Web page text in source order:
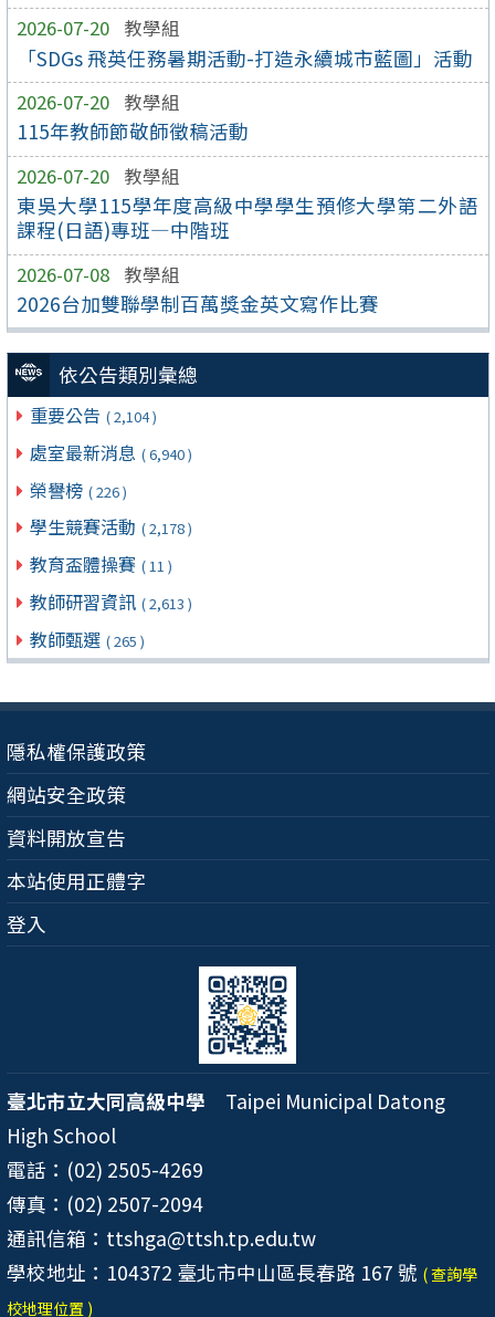
2026-07-20 教學組
「SDGs 飛英任務暑期活動-打造永續城市藍圖」活動
2026-07-20 教學組
115年教師節敬師徵稿活動
2026-07-20 教學組
東吳大學115學年度高級中學學生預修大學第二外語
課程(日語)專班—中階班
2026-07-08 教學組
2026台加雙聯學制百萬獎金英文寫作比賽
依公告類別彙總
重要公告 ( 2,104 )
處室最新消息 ( 6,940 )
榮譽榜 ( 226 )
學生競賽活動 ( 2,178 )
教育盃體操賽 ( 11 )
教師研習資訊 ( 2,613 )
教師甄選 ( 265 )
隱私權保護政策
網站安全政策
資料開放宣告
本站使用正體字
登入
臺北市立大同高級中學 Taipei Municipal Datong
High School
電話：(02) 2505-4269
傳真：(02) 2507-2094
通訊信箱：ttshga@ttsh.tp.edu.tw
學校地址：104372 臺北市中山區長春路 167 號 ( 查詢學
校地理位置 )